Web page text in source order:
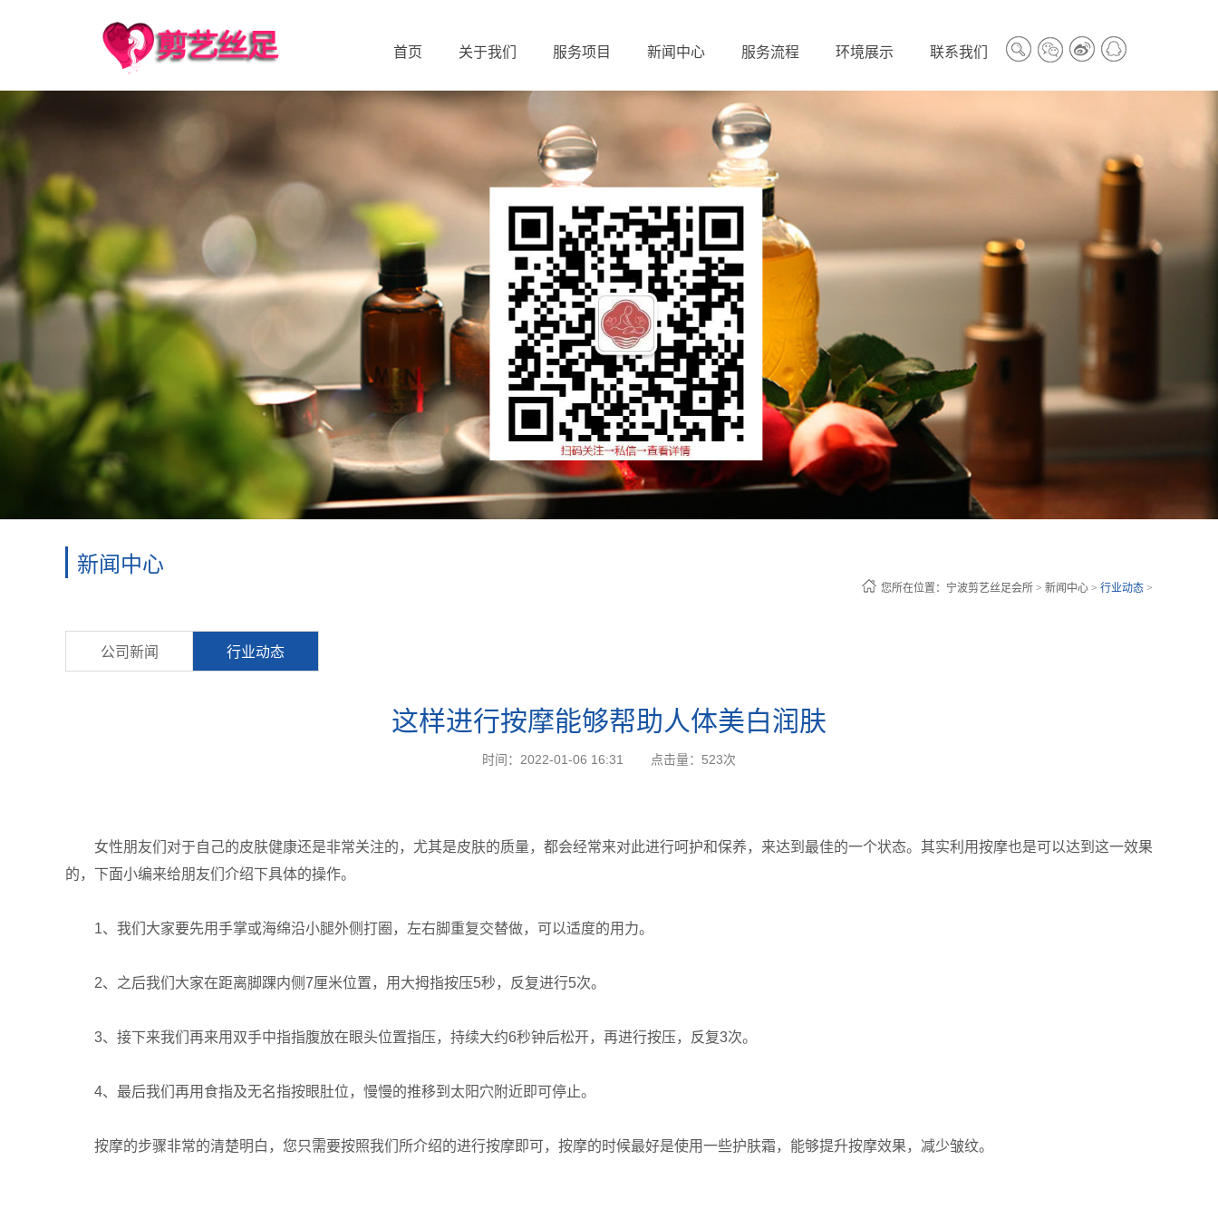
首页 关于我们 服务项目 新闻中心 服务流程 环境展示 联系我们
新闻中心
您所在位置： 宁波剪艺丝足会所 > 新闻中心 > 行业动态 >
公司新闻 行业动态
这样进行按摩能够帮助人体美白润肤
时间：2022-01-06 16:31 点击量： 523次
女性朋友们对于自己的皮肤健康还是非常关注的，尤其是皮肤的质量，都会经常来对此进行呵护和保养，来达到最佳的一个状态。其实利用按摩也是可以达到这一效果
的，下面小编来给朋友们介绍下具体的操作。
1、我们大家要先用手掌或海绵沿小腿外侧打圈，左右脚重复交替做，可以适度的用力。
2、之后我们大家在距离脚踝内侧7厘米位置，用大拇指按压5秒，反复进行5次。
3、接下来我们再来用双手中指指腹放在眼头位置指压，持续大约6秒钟后松开，再进行按压，反复3次。
4、最后我们再用食指及无名指按眼肚位，慢慢的推移到太阳穴附近即可停止。
按摩的步骤非常的清楚明白，您只需要按照我们所介绍的进行按摩即可，按摩的时候最好是使用一些护肤霜，能够提升按摩效果，减少皱纹。